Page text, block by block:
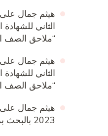
هيثم جمال على
الثاني
“ملاحق الصف
هيثم جمال على
الثاني
“ملاحق الصف
هيثم جمال على
2023 بالبحث برقم الجلوس الترم الثاني